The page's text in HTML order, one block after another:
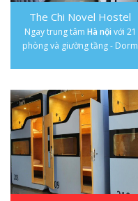
The Chi Novel Hostel
Ngay trung tâm Hà nội với 21
phòng và giường tầng - Dorm